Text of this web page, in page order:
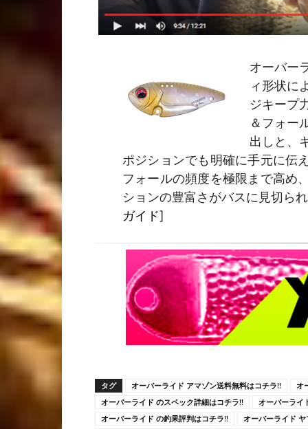
オーバー
ィ形状に
ジキープ
＆フォー
出しと、
ポジションでも明確に手元に伝
フォールの頻度を極限まで高め
ションの豊富さがバスに見切ら
ガイド]
タグ オーバーライド アマゾン送料無料はコチラ!!
オ
オーバーライド のスペック詳細はコチラ!!
オーバーライ
オーバーライド の釣果評判はコチラ!!
オーバーライド